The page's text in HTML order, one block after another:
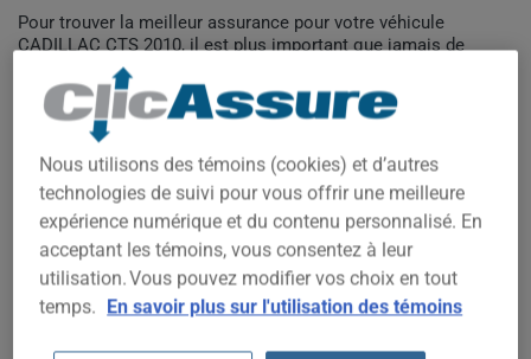
Pour trouver la meilleur assurance pour votre véhicule
CADILLAC CTS 2010, il est plus important que jamais de
comparer les options disponibles.
600$
700$
800$
900$
Nous utilisons des témoins (cookies) et d’autres
technologies de suivi pour vous offrir une meilleure
expérience numérique et du contenu personnalisé. En
acceptant les témoins, vous consentez à leur
utilisation. Vous pouvez modifier vos choix en tout
temps. En savoir plus sur l'utilisation des témoins